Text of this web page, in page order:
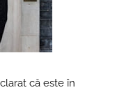
că este în